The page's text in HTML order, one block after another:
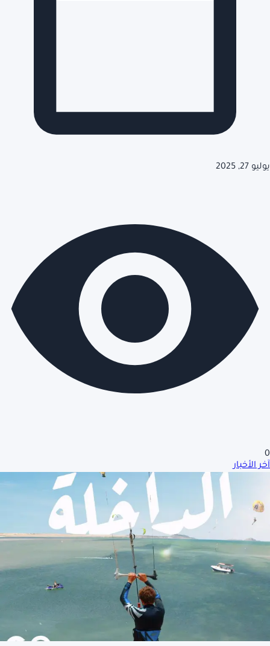
يوليو 27, 2025
0
آخر الأخبار